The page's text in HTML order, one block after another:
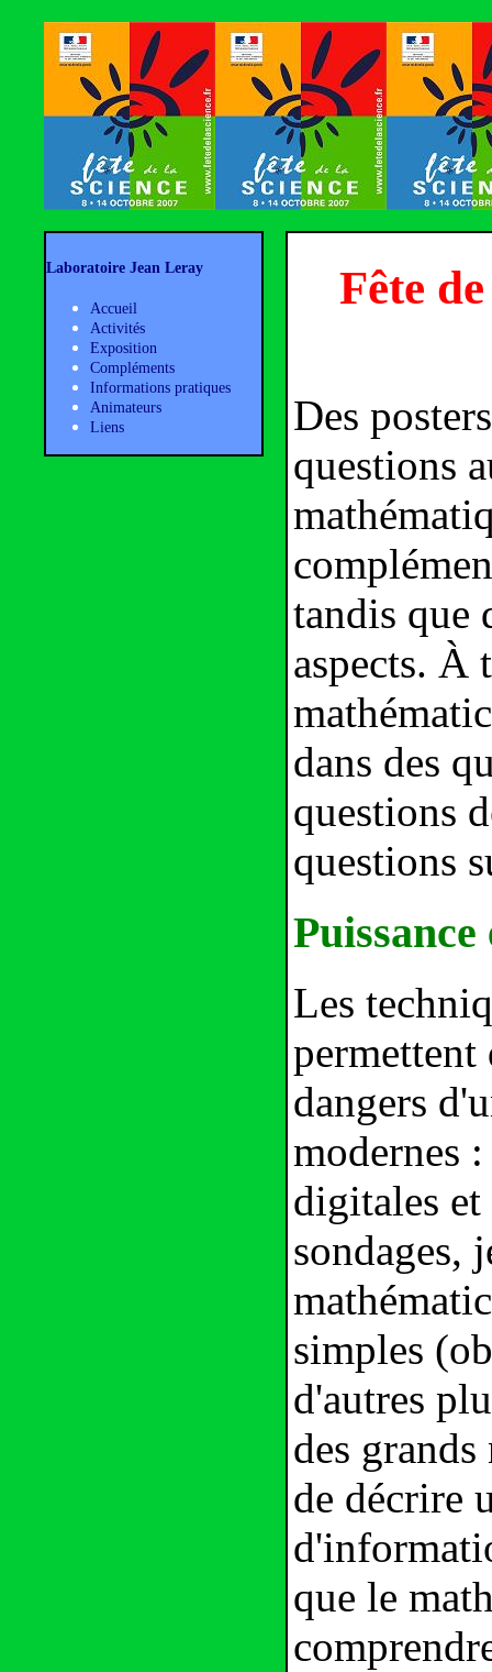
Laboratoire Jean Leray
Accueil
Activités
Exposition
Compléments
Informations pratiques
Animateurs
Liens
Fête
Des
questions
tandis que
aspects. À
dans des
questions
questions
Les
permettent
dangers
modernes
digitales
sondages,
simples
d'autres
des
de décrire
que le